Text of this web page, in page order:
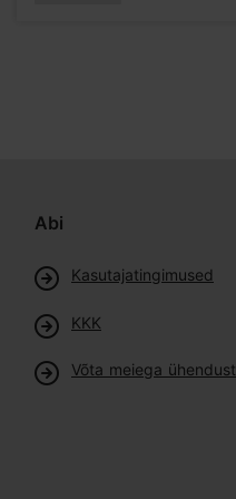
Abi
Kasutajatingimused
KKK
Võta meiega ühendust